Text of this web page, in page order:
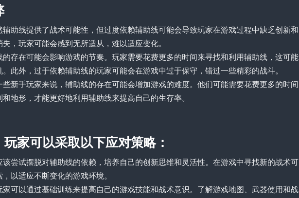
助线提供了战术可能性，但过度依赖辅助线可能会导致玩家在游戏过程中缺乏创新和
，玩家可能会感到无所适从，难以适应变化。
存在可能会影响游戏的节奏。玩家需要花费更多的时间来寻找和利用辅助线，这可能
此外，过于依赖辅助线的玩家可能会在游戏中过于保守，错过一些精彩的战斗。
新手玩家来说，辅助线的存在可能会增加游戏的难度。他们可能需要花费更多的时间
地形，才能更好地利用辅助线来提高自己的生存率。
家可以采取以下应对策略：
尝试摆脱对辅助线的依赖，培养自己的创新思维和灵活性。在游戏中寻找新的战术可
以适应不断变化的游戏环境。
可以通过基础训练来提高自己的游戏技能和战术意识。了解游戏地图、武器使用和战